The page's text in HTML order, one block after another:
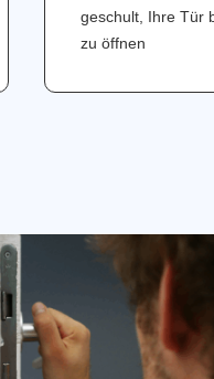
geschult, Ihre Tür
zu öffnen